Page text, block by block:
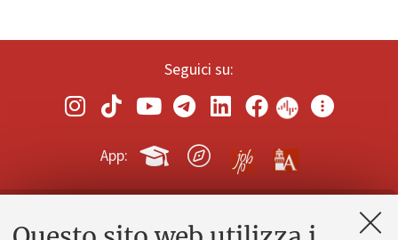
Seguici su:
App:
Contatti e PEC